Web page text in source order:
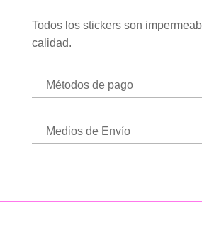
impermeable
cantidad
Todos los stickers son
calidad.
Métodos de pago
Medios de Envío